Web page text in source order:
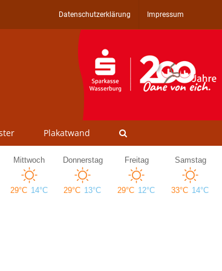
Datenschutzerklärung Impressum
Plakatwand